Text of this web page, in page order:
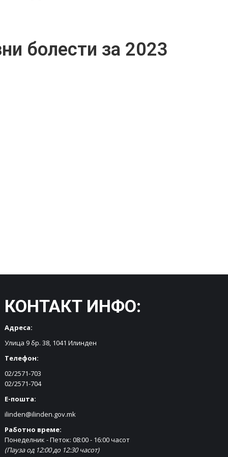
болести за 2023
КОНТАКТ ИНФО:
Адреса:
Улица 9 бр. 38, 1041 Илинден
Телефон:
02/2571-703
02/2571-704
Е-пошта:
ilinden@ilinden.gov.mk
Работно време:
Понеделник - Петок: 08:00 - 16:00 часот
(Пауза од 12:00 до 12:30 часот)